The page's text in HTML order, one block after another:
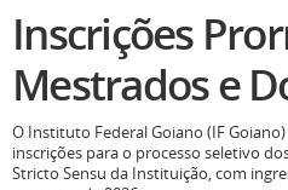
Inscrições
Mestrados e
O Instituto Federal Goiano (IF
inscrições para o processo seletivo
Stricto Sensu da Instituição, com